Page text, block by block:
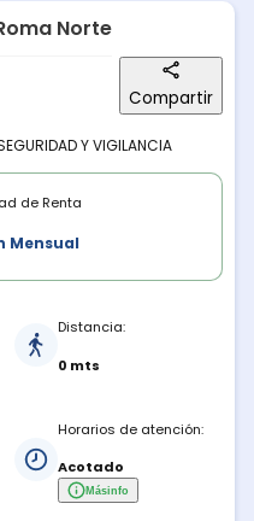
Norte
Compartir
Y VIGILANCIA
de Renta
Mensual
Distancia:
0 mts
Horarios de atención:
Acotado
Másinfo